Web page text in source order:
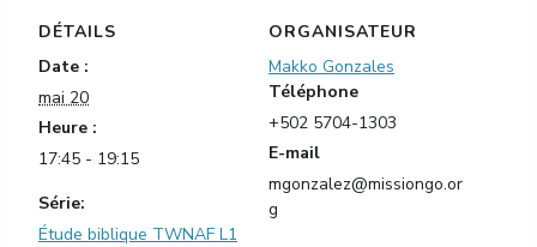
DÉTAILS
Date :
mai 20
Heure :
17:45 - 19:15
Série:
Étude biblique TWNAF L1
ORGANISATEUR
Makko Gonzales
Téléphone
+502 5704-1303
E-mail
mgonzalez@missiongo.or
g